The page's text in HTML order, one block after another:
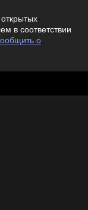
в соответствии
о